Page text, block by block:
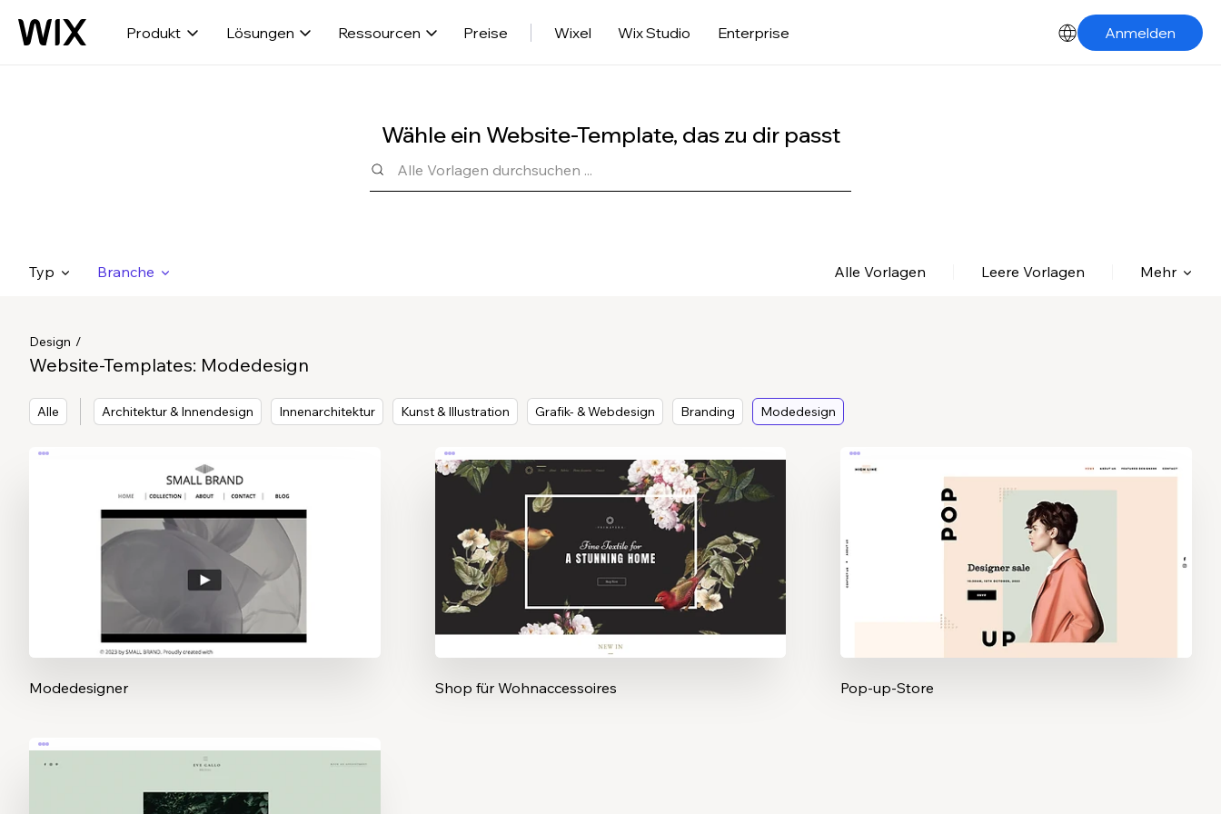
Produkt Lösungen Ressourcen Preise Wixel Wix Studio Enterprise Anmelden
Wähle ein Website-Template, das zu dir passt
Typ Branche Alle Vorlagen Leere Vorlagen Mehr
Design
Website-Templates: Modedesign
Alle Architektur & Innendesign Innenarchitektur Kunst & Illustration Grafik- & Webdesign Branding Modedesign
Modedesigner Shop für Wohnaccessoires Pop-up-Store